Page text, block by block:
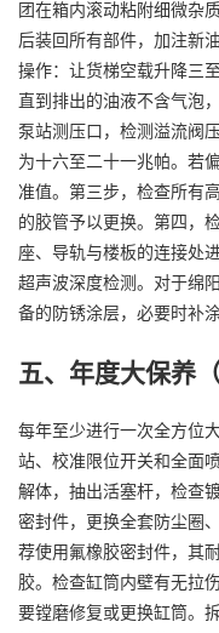
团在箱内滚动粘附细微杂
后装回所有部件，加注新
操作：让货梯空载升降三
直到排出的油液不含气泡
泵站测压口，检测溢流阀
为十六至二十一兆帕。若
准值。第三步，检查所有
的胶管予以更换。第四，
座、导轨与楼板的连接处
超声波深度检测。对于绵
备的防锈涂层，必要时补涂
五、年度大保养
每年至少进行一次全方位
站、校准限位开关和全面
解体，抽出活塞杆，检查
密封件，更换全套防尘圈
荐使用氟橡胶密封件，其
胶。检查缸筒内壁有无拉
要镗磨修复或更换缸筒。